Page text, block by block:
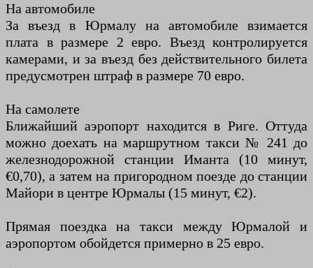
На автомобиле
За въезд в Юрмалу на автомобиле взимается
плата в размере 2 евро. Въезд контролируется
камерами, и за въезд без действительного билета
предусмотрен штраф в размере 70 евро.
На самолете
Ближайший аэропорт находится в Риге. Оттуда
можно доехать на маршрутном такси № 241 до
железнодорожной станции Иманта (10 минут,
€0,70), а затем на пригородном поезде до станции
Майори в центре Юрмалы (15 минут, €2).
Прямая поездка на такси между Юрмалой и
аэропортом обойдется примерно в 25 евро.